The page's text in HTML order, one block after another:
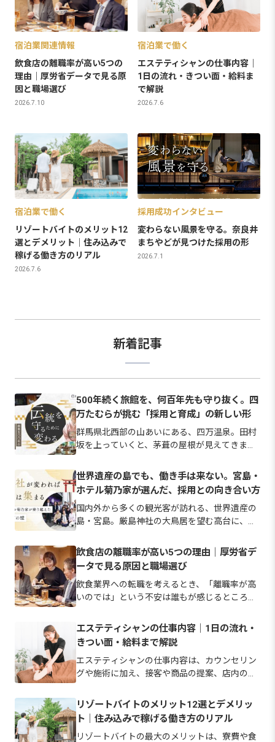
宿泊業関連情報
飲食店の離職率が高い5つの
理由｜厚労省データで見る原
因と職場選び
2026.7.10
宿泊業で働く
エステティシャンの仕事内容｜
1日の流れ・きつい面・給料ま
で解説
2026.7.6
宿泊業で働く
リゾートバイトのメリット12
選とデメリット｜住み込みで
稼げる働き方のリアル
2026.7.6
採用成功インタビュー
変わらない風景を守る。奈良井
まちやどが見つけた採用の形
2026.7.1
新着記事
500年続く旅館を、何百年先も守り抜く。四
万たむらが挑む「採用と育成」の新しい形
群馬県北西部の山あいにある、四万温泉。田村
坂を上っていくと、茅葺の屋根が見えてきま
られてきた佇まいです。 しかし、一緒に旅館を
守り続ける仲間探しにおいては、伝統を未来へ
つなぐために過去の慣習に固執…
世界遺産の島でも、働き手は来ない。宮島・
ホテル菊乃家が選んだ、採用との向き合い方
国内外から多くの観光客が訪れる、世界遺産の
島・宮島。厳島神社の大鳥居を望む高台に、ホ
こられる“宮島の我が家”」というスローガンを
掲げ、訪れるお客様を「お帰りなさい」と温か
く迎え入れてきた宿です。 …
飲食店の離職率が高い5つの理由｜厚労省デ
ータで見る原因と職場選び
飲食業界への転職を考えるとき、「離職率が高
いのでは」という不安は誰もが感じるところで
令和6年で25.1%と、全産業平均より高い水準に
あります。 ただし、その背景にある理由は労働
時間や休日、賃金など…
エステティシャンの仕事内容｜1日の流れ・
きつい面・給料まで解説
エステティシャンの仕事内容は、カウンセリン
グや施術に加え、接客や商品の提案、店内の衛
容師のような必須の国家資格はなく、未経験か
ら始められる職場も少なくありません。 この記
事では、仕事内容の全体像と…
リゾートバイトのメリット12選とデメリッ
ト｜住み込みで稼げる働き方のリアル
リゾートバイトの最大のメリットは、寮費や食